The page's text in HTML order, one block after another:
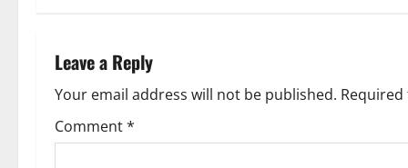
n
a
v
Leave a Reply
Your email address will not be published.
Comment*